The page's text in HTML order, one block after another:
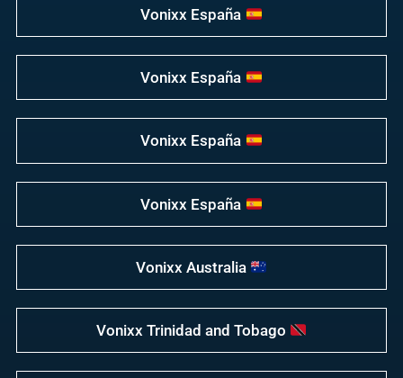
Vonixx España
Vonixx España
Vonixx España
Vonixx España
Vonixx Australia
Vonixx Trinidad and Tobago